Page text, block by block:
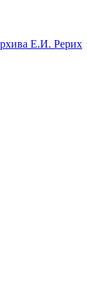
Е.И. Рерих